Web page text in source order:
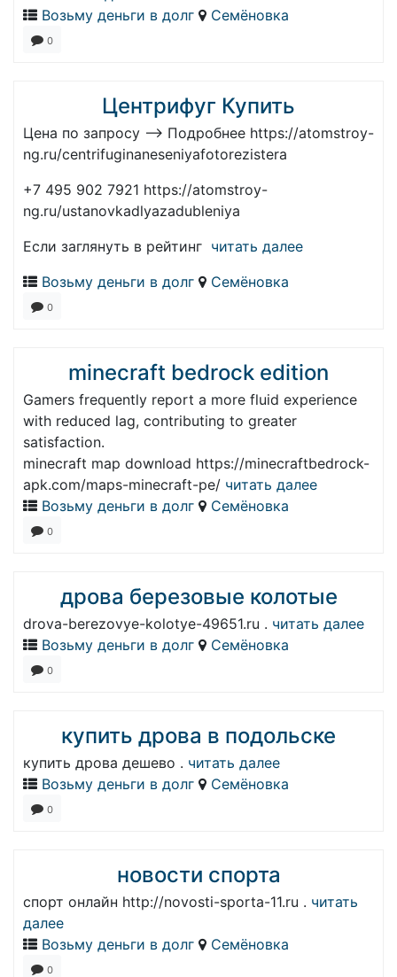
Возьму деньги в долг
Семёновка
0
Центрифуг Купить
Цена по запросу —> Подробнее https://atomstroy-
ng.ru/centrifuginaneseniyafotorezistera
+7 495 902 7921 https://atomstroy-
ng.ru/ustanovkadlyazadubleniya
Если заглянуть в рейтинг читать далее
Возьму деньги в долг
Семёновка
0
minecraft bedrock edition
Gamers frequently report a more fluid experience
with reduced lag, contributing to greater
satisfaction.
minecraft map download https://minecraftbedrock-
apk.com/maps-minecraft-pe/ читать далее
Возьму деньги в долг
Семёновка
0
дрова березовые колотые
drova-berezovye-kolotye-49651.ru . читать далее
Возьму деньги в долг
Семёновка
0
купить дрова в подольске
купить дрова дешево . читать далее
Возьму деньги в долг
Семёновка
0
новости спорта
спорт онлайн http://novosti-sporta-11.ru . читать
далее
Возьму деньги в долг
Семёновка
0